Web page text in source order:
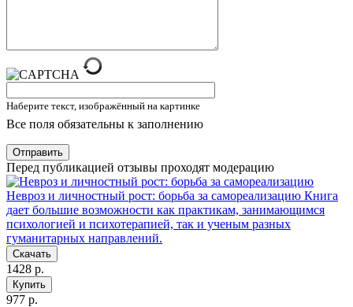
Наберите текст, изображённый на картинке
Все поля обязательны к заполнению
Отправить
Перед публикацией отзывы проходят модерацию
Невроз и личностный рост: борьба за самореализацию Книга
дает большие возможности как практикам, занимающимся
психологией и психотерапией, так и ученым разных
гуманитарных направлений.
Скачать
1428 р.
Купить
977 р.